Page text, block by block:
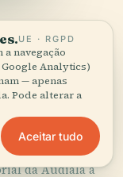
da Audiala a
UE · RGPD
navegação
Analytics)
— apenas
Pode alterar a
Aceitar tudo